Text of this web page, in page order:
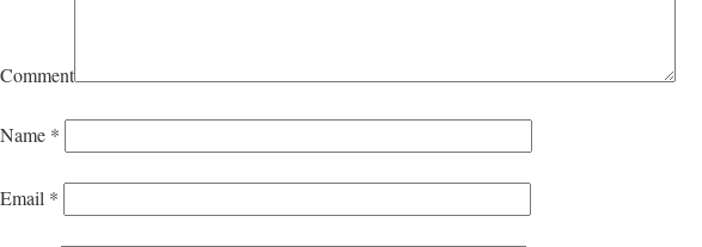
Comment
Name *
Email *